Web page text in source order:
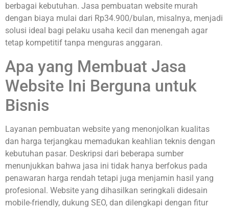
berbagai kebutuhan. Jasa pembuatan website murah
dengan biaya mulai dari Rp34.900/bulan, misalnya, menjadi
solusi ideal bagi pelaku usaha kecil dan menengah agar
tetap kompetitif tanpa menguras anggaran.
Apa yang Membuat Jasa
Website Ini Berguna untuk
Bisnis
Layanan pembuatan website yang menonjolkan kualitas
dan harga terjangkau memadukan keahlian teknis dengan
kebutuhan pasar. Deskripsi dari beberapa sumber
menunjukkan bahwa jasa ini tidak hanya berfokus pada
penawaran harga rendah tetapi juga menjamin hasil yang
profesional. Website yang dihasilkan seringkali didesain
mobile-friendly, dukung SEO, dan dilengkapi dengan fitur